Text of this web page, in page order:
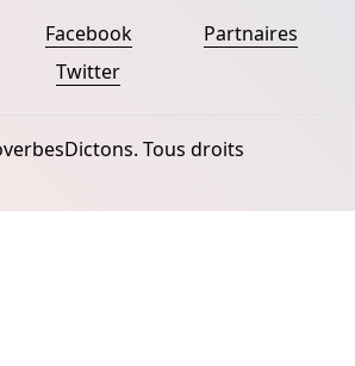
Facebook
Twitter
Partnaires
Tous droits